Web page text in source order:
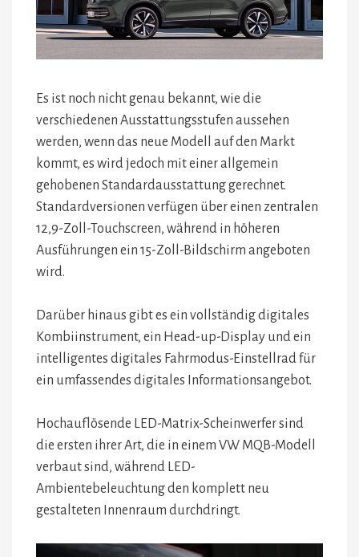
Es ist noch nicht genau bekannt, wie die
verschiedenen Ausstattungsstufen aussehen
werden, wenn das neue Modell auf den Markt
kommt, es wird jedoch mit einer allgemein
gehobenen Standardausstattung gerechnet.
Standardversionen verfügen über einen zentralen
12,9-Zoll-Touchscreen, während in höheren
Ausführungen ein 15-Zoll-Bildschirm angeboten
wird.
Darüber hinaus gibt es ein vollständig digitales
Kombiinstrument, ein Head-up-Display und ein
intelligentes digitales Fahrmodus-Einstellrad für
ein umfassendes digitales Informationsangebot.
Hochauflösende LED-Matrix-Scheinwerfer sind
die ersten ihrer Art, die in einem VW MQB-Modell
verbaut sind, während LED-
Ambientebeleuchtung den komplett neu
gestalteten Innenraum durchdringt.